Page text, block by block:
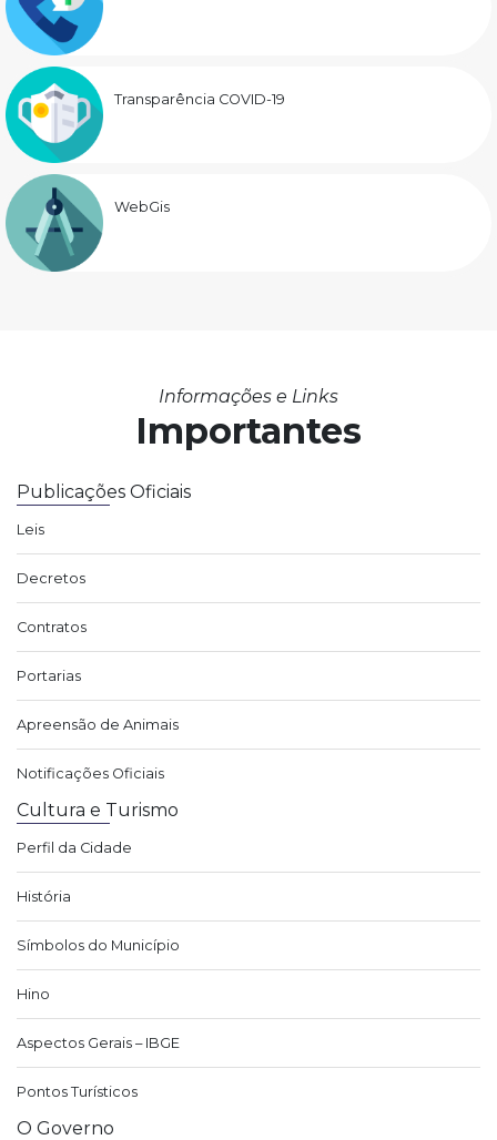
Transparência COVID-19
WebGis
Informações e Links
Importantes
Publicações Oficiais
Leis
Decretos
Contratos
Portarias
Apreensão de Animais
Notificações Oficiais
Cultura e Turismo
Perfil da Cidade
História
Símbolos do Município
Hino
Aspectos Gerais – IBGE
Pontos Turísticos
O Governo